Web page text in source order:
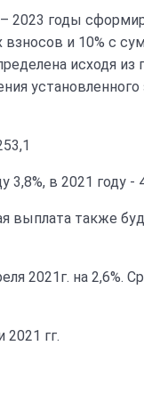
2023 годы
взносов и 10% с
исходя из
в 2021 году -
также
2021г. на 2,6%.
гг.